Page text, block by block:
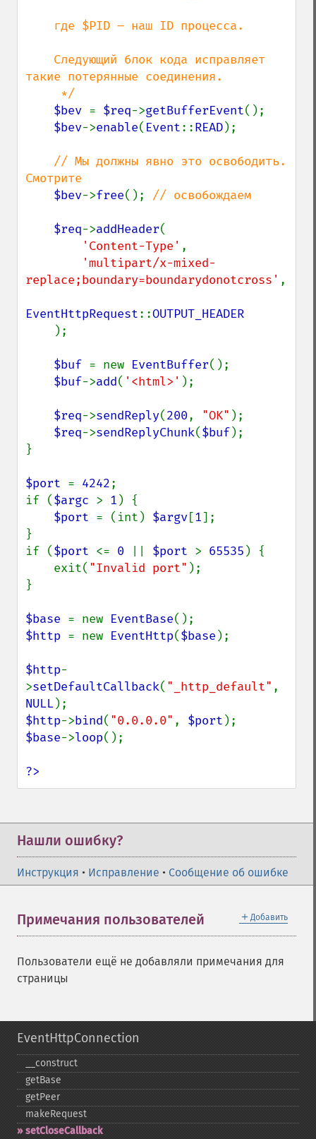
такие потерянные соединения.
$bev = $req->getBufferEvent();
$bev->enable( Event::READ);
// Мы должны явно это освободить.
Смотрите
$bev->free(); // освобождаем
$req->addHeader(
'Content-Type' ,
'multipart/x-mixed-
replace;boundary=boundarydonotcross' ,
EventHttpRequest::OUTPUT_HEADER
);
$buf = new EventBuffer();
$buf->add( '<html>' );
$req->sendReply(200, "OK" );
$req->sendReplyChunk($buf);
}
$port = 4242;
if ($argc > 1 ) {
$port = (int) $argv[1];
}
if ($port <= 0 $port > 65535 ) {
    exit(
"Invalid port" );
}
$base = new EventBase
$http = new EventHttp($base );
$http-
>setDefaultCallback( "_http_default"
NULL
$http->bind( "0.0.0.0" , $port
$base->loop();
?>
Нашли ошибку?
Инструкция • Исправление • Сообщение об ошибке
＋ Добавить
Примечания пользователей
Пользователи ещё не добавляли примечания для
страницы
EventHttpConnection
_​_​construct
getBase
getPeer
makeRequest
setCloseCallback